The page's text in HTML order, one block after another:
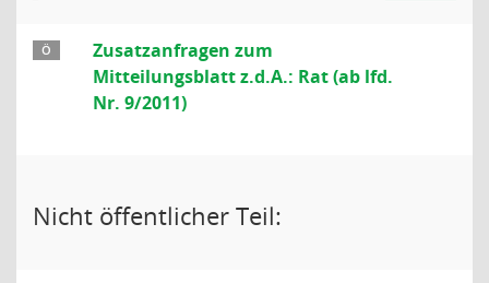
Ö
Zusatzanfragen zum
Mitteilungsblatt z.d.A.: Rat (ab lfd.
Nr. 9/2011)
Nicht öffentlicher Teil: